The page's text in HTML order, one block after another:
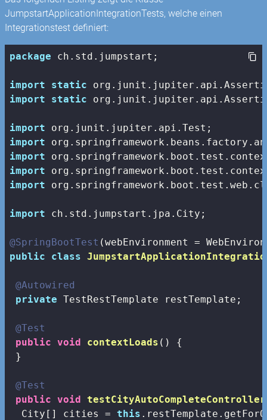
JumpstartApplicationIntegrationTests, welche einen
Integrationstest definiert:
package ch.std.jumpstart;
import
static
import
static
import
import
import
import
import
import ch.std.jumpstart.jpa.City;
@SpringBootTest
public
class
@Autowired
private TestRestTemplate restTemplate;
@Test
public void contextLoads ()
{
}
@Test
public void testCityAutoCompleteController
  City[] cities =
this